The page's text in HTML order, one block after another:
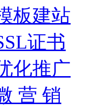
板建站
证书
化推广
营 销